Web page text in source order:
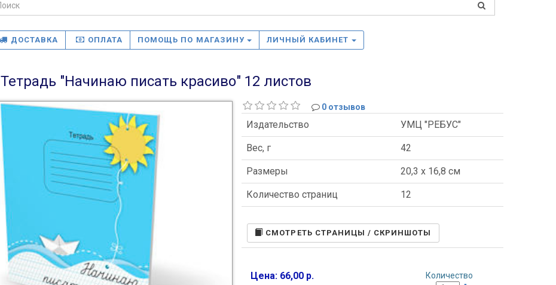
ДОСТАВКА ОПЛАТА ПОМОЩЬ ПО МАГАЗИНУ ЛИЧНЫЙ КАБИНЕТ
Тетрадь "Начинаю писать красиво" 12 листов
0 отзывов
Издательство УМЦ "РЕБУС"
Вес, г 42
Размеры 20,3 x 16,8 см
Количество страниц 12
CМОТРЕТЬ СТРАНИЦЫ / СКРИНШОТЫ
Цена: 66,00 р. Количество